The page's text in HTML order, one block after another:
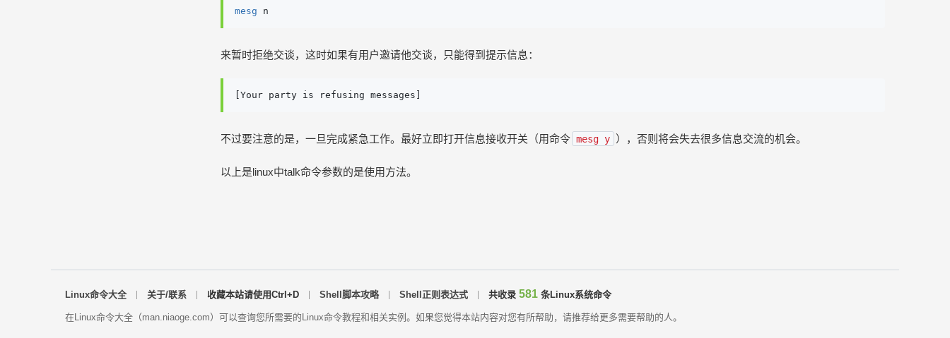
mesg n
来暂时拒绝交谈，这时如果有用户邀请他交谈，只能得到提示信息：
[Your party is refusing messages]
不过要注意的是，一旦完成紧急工作。最好立即打开信息接收开关（用命令 mesg y ），否则将会失去很多信息交流的机会。
以上是linux中talk命令参数的是使用方法。
Linux命令大全 关于/联系 收藏本站请使用Ctrl+D Shell脚本攻略 Shell正则表达式 共收录 581 条Linux系统命令
在Linux命令大全（man.niaoge.com）可以查询您所需要的Linux命令教程和相关实例。如果您觉得本站内容对您有所帮助，请推荐给更多需要帮助的人。